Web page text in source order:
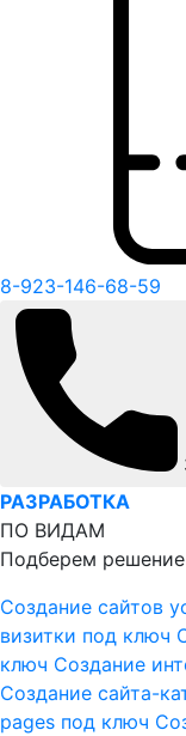
8-923-146-68-59
РАЗРАБОТКА
ПО ВИДАМ
Подберем
Создание сайтов
визитки под ключ
ключ Создание
Создание сайта-
pages под ключ